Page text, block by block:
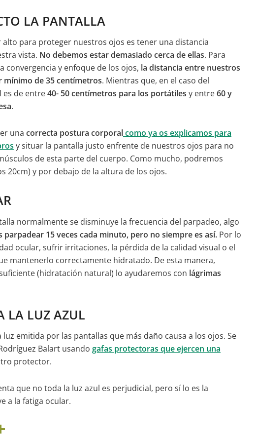
LA PANTALLA
para proteger nuestros ojos es tener una distancia
vista. No debemos estar demasiado cerca de ellas. Para
convergencia y enfoque de los ojos, la distancia entre nuestros
mínimo de 35 centímetros. Mientras que, en el caso del
es de entre40- 50 centímetros para los portátiles y entre60 y
.
una correcta postura corporalcomo ya os explicamos para
y situar la pantalla justo enfrente de nuestros ojos para no
de esta parte del cuerpo. Como mucho, podremos
20cm) y por debajo de la altura de los ojos.
normalmente se disminuye la frecuencia del parpadeo, algo
parpadear 15 veces cada minuto, pero no siempre es así. Por lo
ocular, sufrir irritaciones, la pérdida de la calidad visual o el
mantenerlo correctamente hidratado. De esta manera,
(hidratación natural) lo ayudaremos con lágrimas
LA LUZ AZUL
emitida por las pantallas que más daño causa a los ojos. Se
Balart usando gafas protectoras que ejercen una
protector.
que no toda la luz azul es perjudicial, pero sí lo es la
a la fatiga ocular.